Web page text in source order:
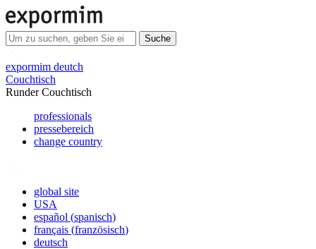
Suche
expormim deutch
Couchtisch
Runder Couchtisch
professionals
pressebereich
change country
global site
USA
español (spanisch)
français (französisch)
deutsch